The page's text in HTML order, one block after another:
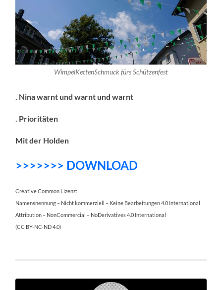
WimpelKettenSchmuck fürs Schützenfest
. Nina warnt und warnt und warnt
. Prioritäten
Mit der Holden
>>>>>>> DOWNLOAD
Creative Common Lizenz:
Namensnennung – Nicht kommerziell – Keine Bearbeitungen 4.0 International
Attribution – NonCommercial – NoDerivatives 4.0 International
(CC BY-NC-ND 4.0)